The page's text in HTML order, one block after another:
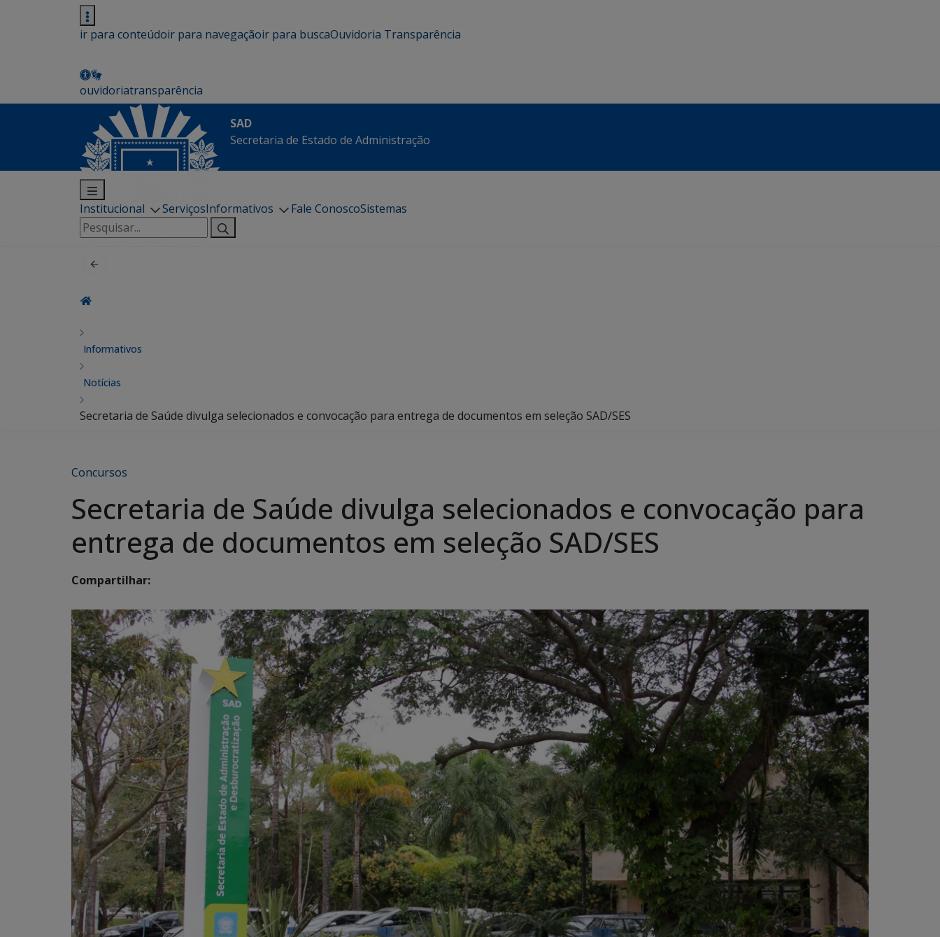
ir para conteúdoir para navegaçãoir para buscaOuvidoria Transparência
ouvidoriatransparência
SAD
Secretaria de Estado de Administração
Institucional ServiçosInformativos Fale ConoscoSistemas
Pesquisar
por:
Informativos
Notícias
Secretaria de Saúde divulga selecionados e convocação para entrega de documentos em seleção SAD/SES
Concursos
Secretaria de Saúde divulga selecionados e convocação para
entrega de documentos em seleção SAD/SES
Compartilhar: